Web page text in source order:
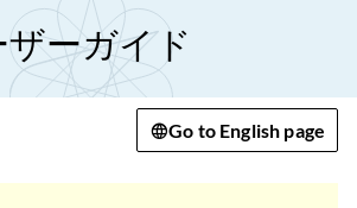
ザーガイド
Go to English page